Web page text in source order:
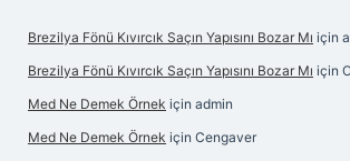
Brezilya Fönü Kıvırcık Saçın Yapısını Bozar Mı için
Brezilya Fönü Kıvırcık Saçın Yapısını Bozar Mı için
Med Ne Demek Örnek için admin
Med Ne Demek Örnek için Cengaver